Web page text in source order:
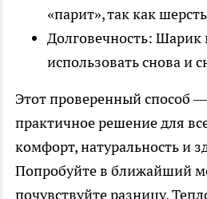
«парит», так как
Долговечность:
использовать снова и
Этот проверенный способ
практичное решение для
комфорт, натуральность и
Попробуйте в ближайший
почувствуйте разницу.